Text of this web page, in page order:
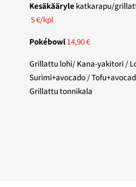
Kesäkäärylekatkarapu/
5 €/kpl
Pokébowl14,90 €
Grillattu lohi/ Kana-yakitori /
Surimi+avocado /
Grillattu tonnikala